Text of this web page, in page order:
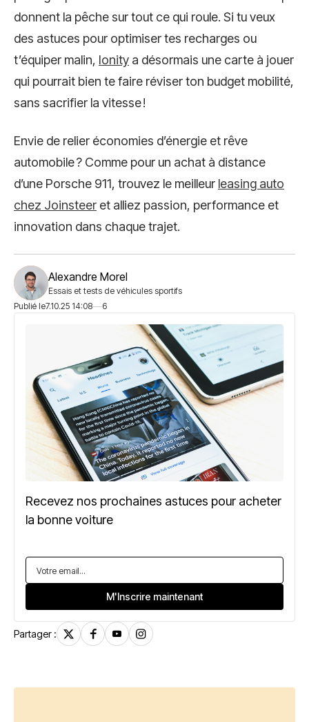
donnent la pêche sur tout ce qui roule. Si tu veux
des astuces pour optimiser tes recharges ou
t’équiper malin, Ionity a désormais une carte à jouer
qui pourrait bien te faire réviser ton budget mobilité,
sans sacrifier la vitesse !
Envie de relier économies d’énergie et rêve
automobile ? Comme pour un achat à distance
d’une Porsche 911, trouvez le meilleur leasing auto
chez Joinsteer et alliez passion, performance et
innovation dans chaque trajet.
Alexandre Morel
Essais et tests de véhicules sportifs
Publié le7.10.25 14:08 6
Recevez nos prochaines astuces pour acheter
la bonne voiture
Partager :